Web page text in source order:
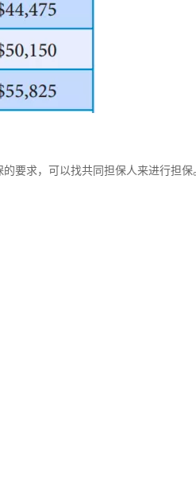
要求，可以找共同担保人来进行担